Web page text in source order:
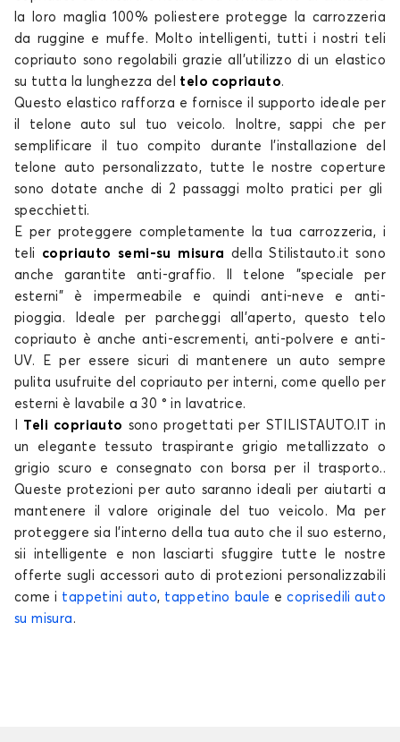
Telo copriauto per
INFINITI
Telo copriauto per
JAC
Telo copriauto per
Telo copriauto per
LANCIA
Telo copriauto per
LAND ROVER
Telo copriauto per
LEAPMOTOR
Telo copriauto per
LEXUS
Telo copriauto per
LYNK AND CO
MASERATI
la loro maglia 100% poliestere protegge la carrozzeria
da ruggine e muffe. Molto intelligenti, tutti i nostri teli
copriauto sono regolabili grazie all'utilizzo di un elastico
su tutta la lunghezza del telo copriauto.
Questo elastico rafforza e fornisce il supporto ideale per
il telone auto
sul tuo veicolo. Inoltre, sappi che per
semplificare il tuo compito durante l'installazione del
telone auto personalizzato, tutte le nostrecoperture
sono dotate anche di 2 passaggi molto pratici per gli
specchietti.
E per proteggere completamente la tua carrozzeria, i
teli copriauto semi-su misura della Stilistauto.it sono
anche garantite anti-graffio. Il telone
"speciale per
esterni" è impermeabile e quindi anti-neve e anti-
pioggia. Ideale per parcheggi all'aperto, questo telo
copriauto è anche anti-escrementi, anti-polvere e anti-
UV. E per essere sicuri di mantenere un auto sempre
pulita usufruite del copriauto per interni, come quello per
esterni è lavabile a 30 ° in lavatrice.
Teli copriauto sono progettati per STILISTAUTO.IT in
un elegante tessuto traspirante grigio metallizzato o
grigio scuro e consegnato con borsa per il trasporto..
Queste protezioni per auto saranno ideali per aiutarti a
mantenere il valore originale del tuo veicolo . Ma per
proteggere sia l'interno della tua auto che il suo esterno,
sii intelligente e non lasciarti sfuggire tutte le nostre
offerte sugli accessori auto di protezioni personalizzabili
come i tappetini auto, tappetino baule ecoprisedili auto
su misura .